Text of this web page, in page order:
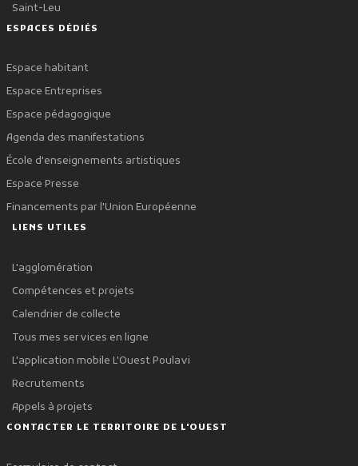
Saint-Leu
ESPACES DÉDIÉS
Espace habitant
Espace Entreprises
Espace pédagogique
Agenda des manifestations
École d'enseignements artistiques
Espace Presse
Financements par l'Union Européenne
LIENS UTILES
L'agglomération
Compétences et projets
Calendrier de collecte
Tous mes services en ligne
L'application mobile L'Ouest Poulavi
Recrutements
Appels à projets
CONTACTER LE TERRITOIRE DE L'OUEST